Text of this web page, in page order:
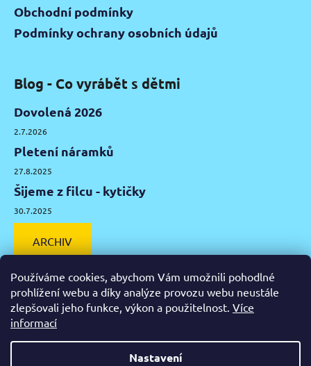
Používáme cookies, abychom Vám umožnili pohodlné
prohlížení webu a díky analýze provozu webu neustále
zlepšovali jeho funkce, výkon a použitelnost. Více
informací
Nastavení
Obchodní podmínky
Podmínky ochrany osobních údajů
Blog - Co vyrábět s dětmi
Dovolená 2026
2.7.2026
Pletení náramků
27.8.2025
Šijeme z filcu - kytičky
30.7.2025
ARCHIV
Facebook